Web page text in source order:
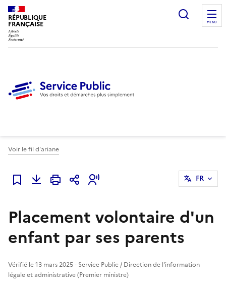
RÉPUBLIQUE
FRANÇAISE
Ouvrir
MENU
Voir le fil d'ariane
Ajouter à mes favoris
FR
Placement volontaire d'un
enfant par ses parents
Vérifié le 13 mars 2025 - Service Public / Direction de l'information
légale et administrative (Premier ministre)